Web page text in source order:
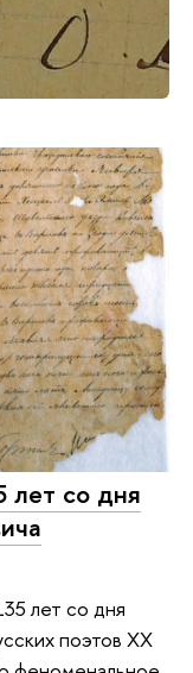
лет со дня
лет со дня
поэтов XX